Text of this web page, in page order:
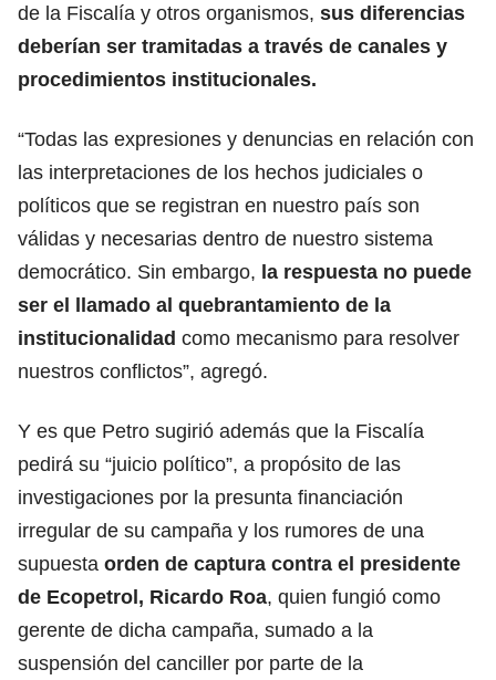
de la Fiscalía y otros organismos, sus diferencias
deberían ser tramitadas a través de canales y
procedimientos institucionales.
“Todas las expresiones y denuncias en relación con
las interpretaciones de los hechos judiciales o
políticos que se registran en nuestro país son
válidas y necesarias dentro de nuestro sistema
democrático. Sin embargo, la respuesta no puede
ser el llamado al quebrantamiento de la
institucionalidad como mecanismo para resolver
nuestros conflictos”, agregó.
Y es que Petro sugirió además que la Fiscalía
pedirá su “juicio político”, a propósito de las
investigaciones por la presunta financiación
irregular de su campaña y los rumores de una
supuesta orden de captura contra el presidente
de Ecopetrol, Ricardo Roa, quien fungió como
gerente de dicha campaña, sumado a la
suspensión del canciller por parte de la